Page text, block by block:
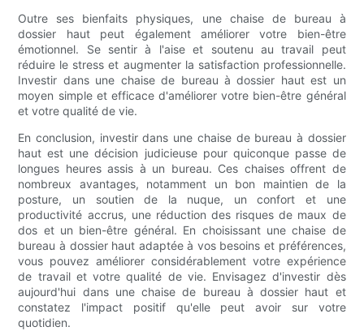
Outre ses bienfaits physiques, une chaise de bureau à
dossier haut peut également améliorer votre bien-être
émotionnel. Se sentir à l'aise et soutenu au travail peut
réduire le stress et augmenter la satisfaction professionnelle.
Investir dans une chaise de bureau à dossier haut est un
moyen simple et efficace d'améliorer votre bien-être général
et votre qualité de vie.
En conclusion, investir dans une chaise de bureau à dossier
haut est une décision judicieuse pour quiconque passe de
longues heures assis à un bureau. Ces chaises offrent de
nombreux avantages, notamment un bon maintien de la
posture, un soutien de la nuque, un confort et une
productivité accrus, une réduction des risques de maux de
dos et un bien-être général. En choisissant une chaise de
bureau à dossier haut adaptée à vos besoins et préférences,
vous pouvez améliorer considérablement votre expérience
de travail et votre qualité de vie. Envisagez d'investir dès
aujourd'hui dans une chaise de bureau à dossier haut et
constatez l'impact positif qu'elle peut avoir sur votre
quotidien.